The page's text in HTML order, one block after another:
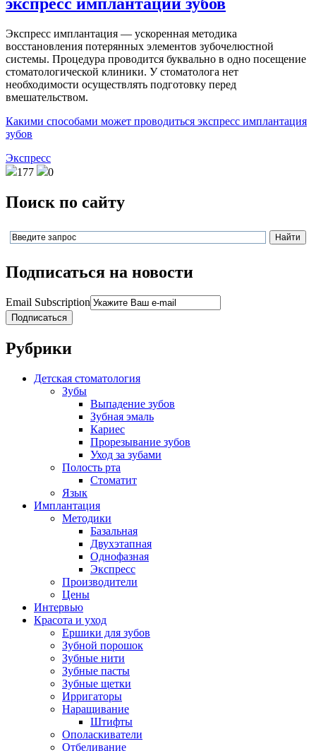
Экспресс имплантация — ускоренная методика
восстановления потерянных элементов зубочелюстной
системы. Процедура проводится буквально в одно посещение
стоматологической клиники. У стоматолога нет
необходимости осуществлять подготовку перед
вмешательством.
Какими способами может проводиться экспресс имплантация
зубов
Экспресс
177
0
Поиск по сайту
Подписаться на новости
Email Subscription
Подписаться
Рубрики
Детская стоматология
Зубы
Выпадение зубов
Зубная эмаль
Кариес
Прорезывание зубов
Уход за зубами
Полость рта
Стоматит
Язык
Имплантация
Методики
Базальная
Двухэтапная
Однофазная
Экспресс
Производители
Цены
Интервью
Красота и уход
Ершики для зубов
Зубной порошок
Зубные нити
Зубные пасты
Зубные щетки
Ирригаторы
Наращивание
Штифты
Ополаскиватели
Отбеливание